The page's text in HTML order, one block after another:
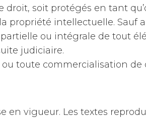
soit protégés en tant
propriété intellectuelle. Sauf
ou intégrale de tout
judiciaire.
toute commercialisation de
en vigueur. Les textes